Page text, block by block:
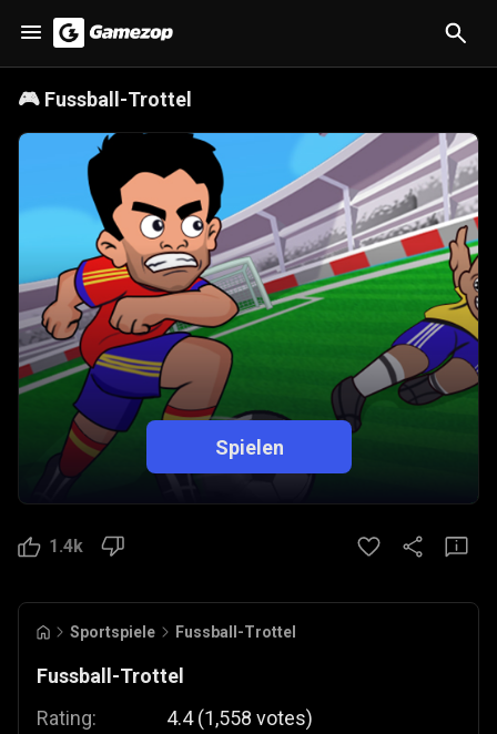
🎮 Fussball-Trottel
Spielen
1.4k
Sportspiele Fussball-Trottel
Fussball-Trottel
Rating:
4.4 (1,558 votes)